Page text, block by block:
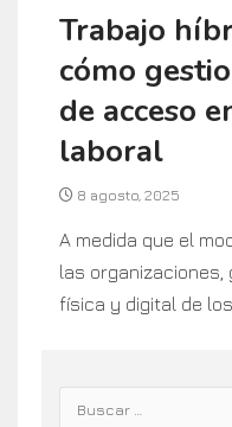
Trabajo
cómo
de acceso
laboral
8 agosto, 2025
A medida que el
las organizaciones,
física y digital de los